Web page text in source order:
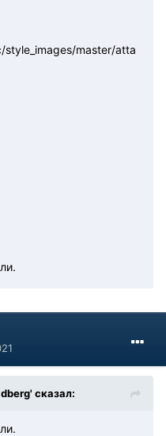
master/atta
сказал: